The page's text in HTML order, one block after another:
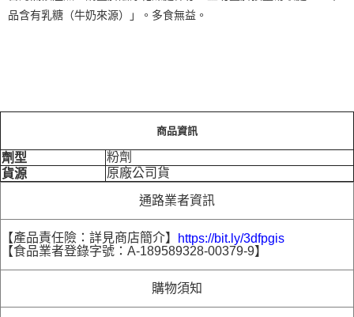
品含有乳糖（牛奶來源）」。多食無益。
商品資訊
劑型
粉劑
貨源
原廠公司貨
通路業者資訊
【產品責任險：詳見商店簡介】
https://bit.ly/3dfpgis
【食品業者登錄字號：A-189589328-00379-9】
購物須知